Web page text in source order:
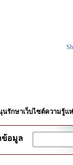
รักษาเว็บไซต์ความรู้แ
ข้อมูล